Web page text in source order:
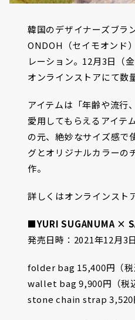
韓国のデザイナーズブラ
ONDOH（セイモオンド
レーション。12月3日（
オンラインストアにて数
アイテムは「年齢や流行
愛用してもらえるアイテ
の元、絶妙なサイズ感で
グとオリジナルカラーの
作。
詳しくはオンラインスト
■YURI SUGANUMA ×
発売日時：2021年12月3
folder bag 15,400円（税
wallet bag 9,900円（税
stone chain strap 3,520